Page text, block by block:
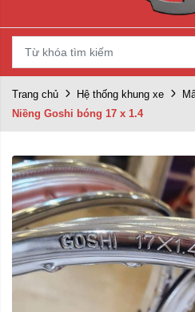
Trang chủ Hệ thống khung xe
Niềng Goshi bóng 17 x 1.4